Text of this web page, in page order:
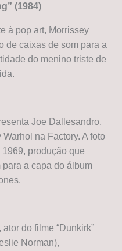
(1984)
à pop art, Morrissey
de caixas de som para a
do menino triste de
Joe Dallesandro,
na Factory. A foto
1969, produção que
a capa do álbum
do filme “Dunkirk”
Norman),